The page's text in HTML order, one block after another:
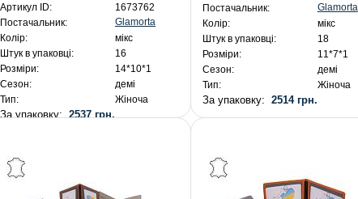
Артикул ID:
1673762
Постачальник:
Glamorta
Колір:
мікс
Штук в упаковці:
16
Розміри:
14*10*1
Сезон:
демі
Тип:
Жіноча
За упаковку: 2537 грн.
Постачальник:
Glamorta
Колір:
мікс
Штук в упаковці:
18
Розміри:
11*7*1
Сезон:
демі
Тип:
Жіноча
За упаковку: 2514 грн.